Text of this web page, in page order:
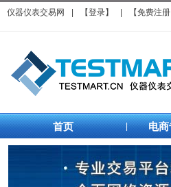
仪器仪表交易网 【登录】 【免费注册
首页 | 电